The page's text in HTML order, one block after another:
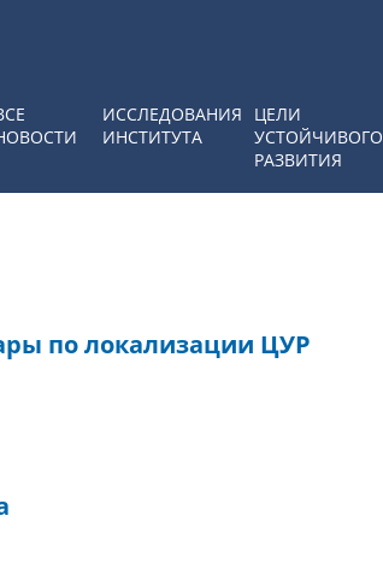
ИССЛЕДОВАНИЯ
ИНСТИТУТА
ЦЕЛИ
УСТОЙЧИВОГО
РАЗВИТИЯ
по локализации ЦУР